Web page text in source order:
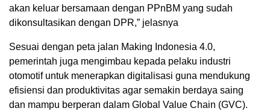
akan keluar bersamaan dengan PPnBM yang sudah
dikonsultasikan dengan DPR,” jelasnya
Sesuai dengan peta jalan Making Indonesia 4.0,
pemerintah juga mengimbau kepada pelaku industri
otomotif untuk menerapkan digitalisasi guna mendukung
efisiensi dan produktivitas agar semakin berdaya saing
dan mampu berperan dalam Global Value Chain (GVC).